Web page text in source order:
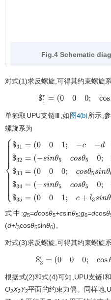
Fig.4 Schematic
对式(1)求反螺旋,可得其约束螺旋
$1 r=( 000 cos 1sin θ10)
单独取UPU支链Ⅲ,如 图4(b)所示,
螺旋系为
{$ =(001;−c−d
(−sinθ5c sθ50;l6 osθ
(0 0;c sθ in θ6 sinθ5si
(− nθ 5 s θ5 o 5e
式中:g5=dcosθ5+csinθ5;g6=dcosθ
(d+l3cosθ5sinθ6)。
对式(3)求反螺旋,可得其约束螺旋
$3 r=( 000 cos 5sin θ50)
根据式(2)和式(4)可知,UPU支链Ⅰ
O2X2Y2平面的约束力偶。同样地